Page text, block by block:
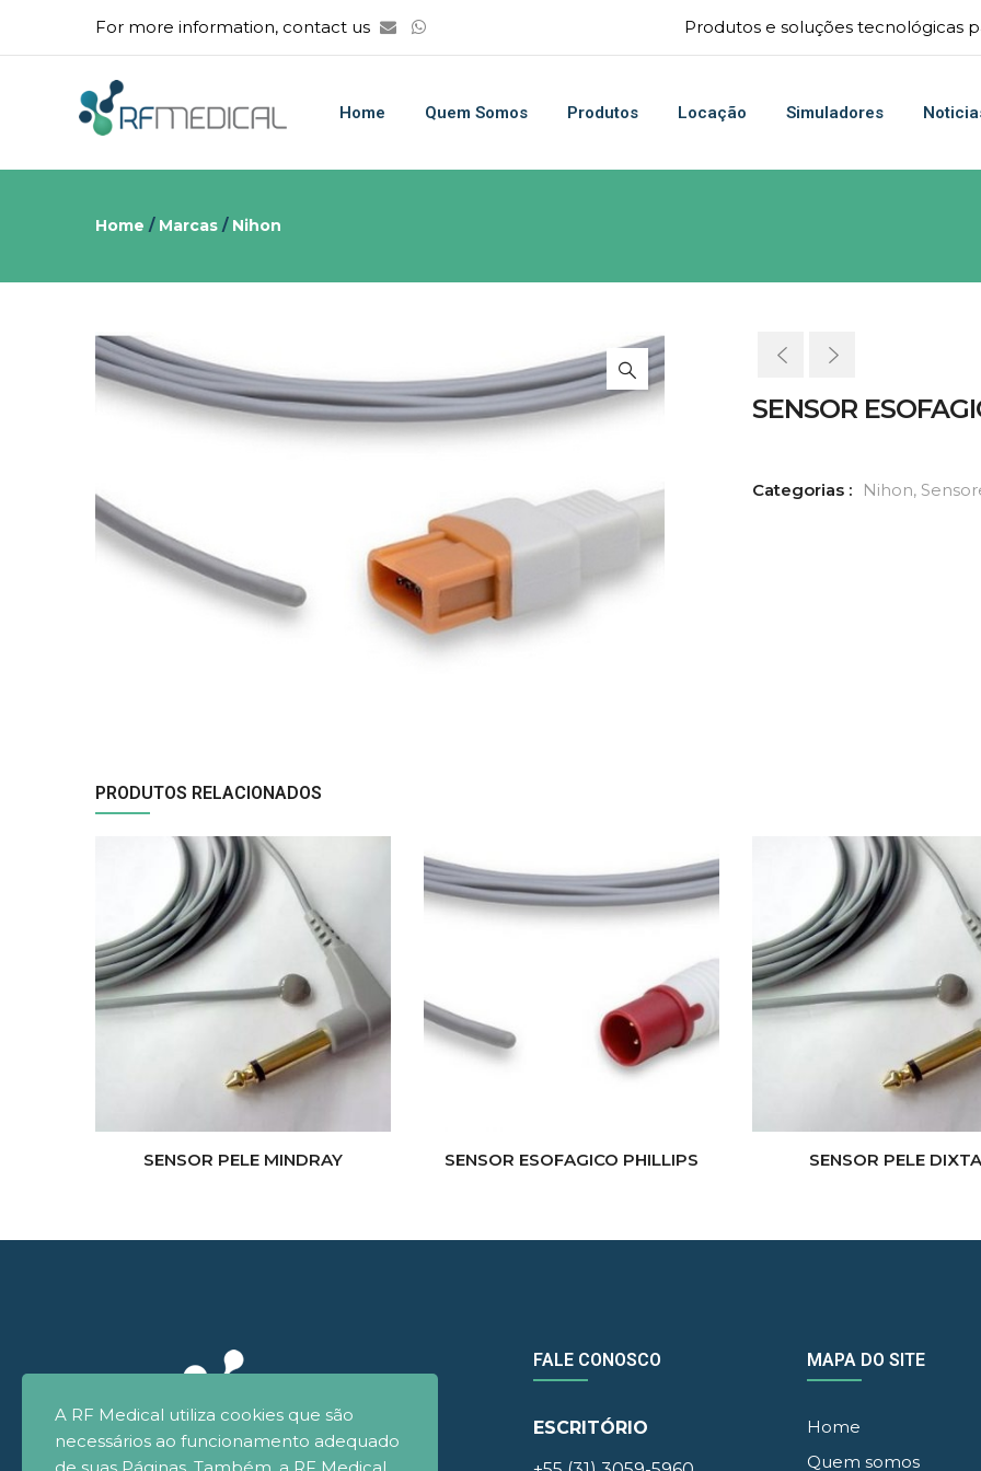
For more information, contact us Produtos e soluções tecnológicas
Home Quem Somos Produtos Locação Simuladores
Home / Marcas / Nihon
SENSOR
Categorias : Nihon,
PRODUTOS RELACIONADOS
SENSOR PELE MINDRAY SENSOR ESOFAGICO PHILLIPS SENSOR PELE
FALE CONOSCO
ESCRITÓRIO
MAPA DO SITE
Home
Quem somos
A RF Medical utiliza cookies que são
necessários ao funcionamento adequado